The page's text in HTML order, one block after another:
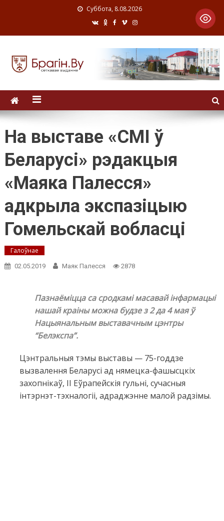
Суббота, 8.08.2026
На выставе «СМІ ў
Беларусі» рэдакцыя
«Маяка Палесся»
адкрыла экспазіцыю
Гомельскай вобласці
Галоўнае
02.05.2019 Маяк Палесся 2878
Пазнаёміцца са сродкамі масавай інфармацыі
нашай краіны можна будзе з 2 да 4 мая ў
Нацыянальным выставачным цэнтры
“Белэкспа”.
Цэнтральныя тэмы выставы — 75-годдзе
вызвалення Беларусі ад нямецка-фашысцкіх
захопнікаў, II Еўрапейскія гульні, сучасныя
інтэрнэт-тэхналогіі, адраджэнне малой радзімы.